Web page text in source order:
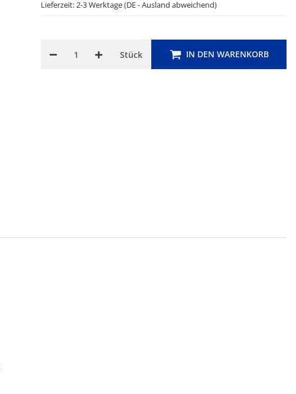
Lieferzeit: 2-3 Werktage (DE - Ausland abweichend)
Stück IN DEN WARENKORB